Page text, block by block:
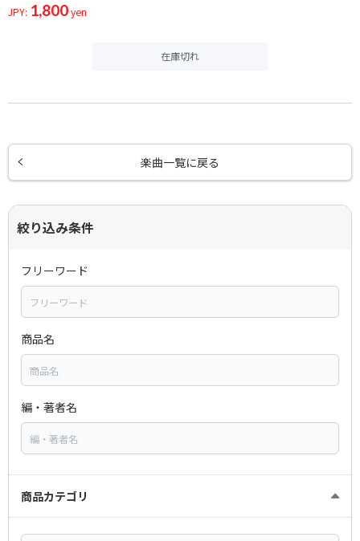
JPY: 1,800yen
在庫切れ
楽曲一覧に戻る
絞り込み条件
フリーワード
商品名
編・著者名
商品カテゴリ